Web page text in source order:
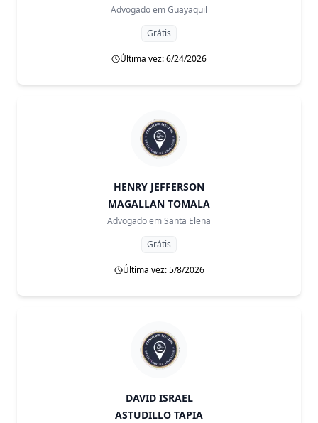
Advogado emGuayaquil
Grátis
Última vez: 6/24/2026
HENRY JEFFERSON
MAGALLAN TOMALA
Advogado emSanta Elena
Grátis
Última vez: 5/8/2026
DAVID ISRAEL
ASTUDILLO TAPIA